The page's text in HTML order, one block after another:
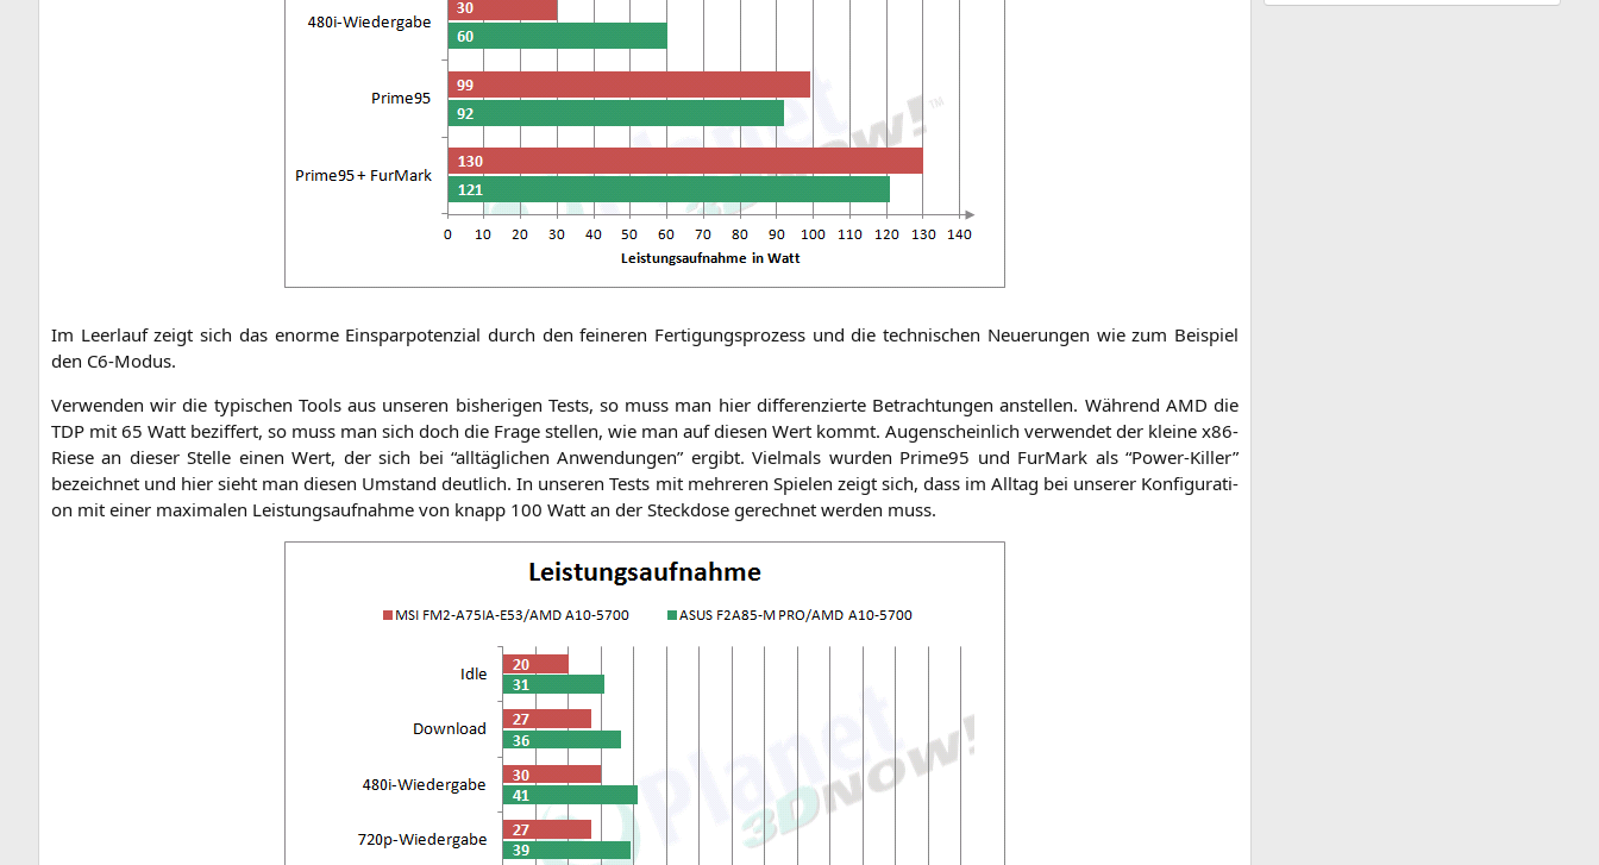
Im Leer­lauf zeigt sich das enor­me Ein­spar­po­ten­zi­al durch den fei­ne­ren Fer­ti­gungs­pro­zess und die tech­ni­schen Neue­run­gen wie zum Bei­spiel
den C6-Modus.
Ver­wen­den wir die typi­schen Tools aus unse­ren bis­he­ri­gen Tests, so muss man hier dif­fe­ren­zier­te Betrach­tun­gen anstel­len. Wäh­rend AMD die
TDP mit 65 Watt bezif­fert, so muss man sich doch die Fra­ge stel­len, wie man auf die­sen Wert kommt. Augen­schein­lich ver­wen­det der klei­ne x86-
Rie­se an die­ser Stel­le einen Wert, der sich bei “all­täg­li­chen Anwen­dun­gen” ergibt. Viel­mals wur­den Prime95 und Fur­Mark als “Power-Kil­ler”
bezeich­net und hier sieht man die­sen Umstand deut­lich. In unse­ren Tests mit meh­re­ren Spie­len zeigt sich, dass im All­tag bei unse­rer Kon­fi­gu­ra­ti­
on mit einer maxi­ma­len Leis­tungs­auf­nah­me von knapp 100 Watt an der Steck­do­se gerech­net wer­den muss.